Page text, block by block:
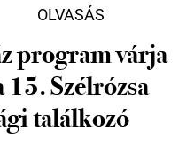
OLVASÁS
program várja
Szélrózsa
találkozó